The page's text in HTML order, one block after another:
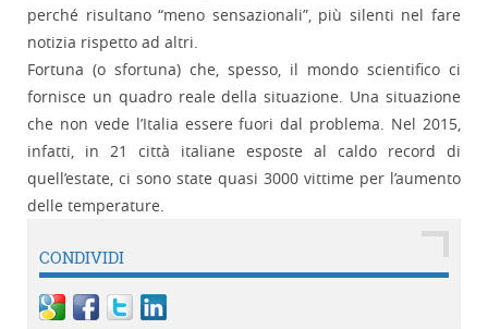
perché risultano “meno sensazionali”, più silenti nel fare
notizia rispetto ad altri.
Fortuna (o sfortuna) che, spesso, il mondo scientifico ci
fornisce un quadro reale della situazione. Una situazione
che non vede l’Italia essere fuori dal problema. Nel 2015,
infatti, in 21 città italiane esposte al caldo record di
quell’estate, ci sono state quasi 3000 vittime per l’aumento
delle temperature.
CONDIVIDI